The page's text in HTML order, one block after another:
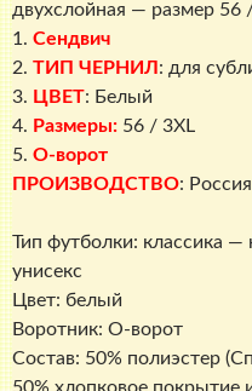
/
3XL,
О-
ворот
двухслойная — размер 56
1. Сендвич
2. ТИП ЧЕРНИЛ : для
3. ЦВЕТ: Белый
4. Размеры: 56 / 3XL
5. О-ворот
ПРОИЗВОДСТВО: Россия
Тип футболки: классика —
унисекс
Цвет: белый
Воротник: О-ворот
Состав: 50% полиэстер